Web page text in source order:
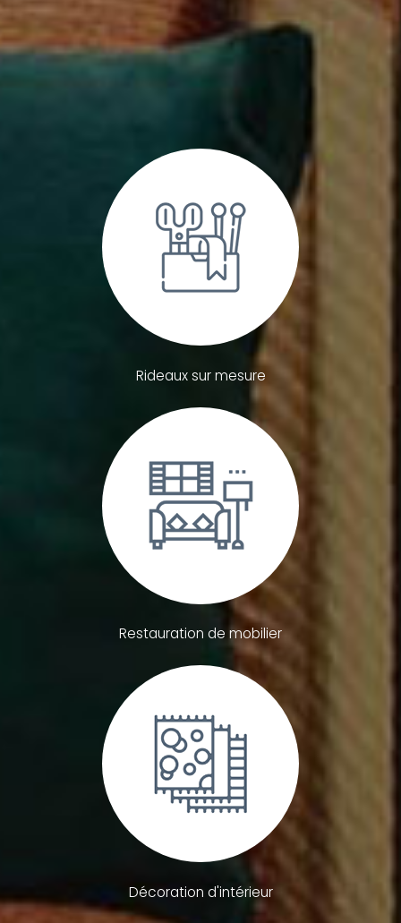
Rideaux sur mesure
Restauration de mobilier
Décoration d'intérieur